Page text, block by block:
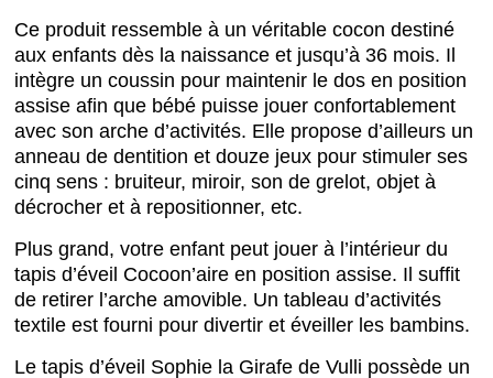
Ce produit ressemble à un véritable cocon destiné
aux enfants dès la naissance et jusqu’à 36 mois. Il
intègre un coussin pour maintenir le dos en position
assise afin que bébé puisse jouer confortablement
avec son arche d’activités. Elle propose d’ailleurs un
anneau de dentition et douze jeux pour stimuler ses
cinq sens : bruiteur, miroir, son de grelot, objet à
décrocher et à repositionner, etc.
Plus grand, votre enfant peut jouer à l’intérieur du
tapis d’éveil Cocoon’aire en position assise. Il suffit
de retirer l’arche amovible. Un tableau d’activités
textile est fourni pour divertir et éveiller les bambins.
Le tapis d’éveil Sophie la Girafe de Vulli possède un